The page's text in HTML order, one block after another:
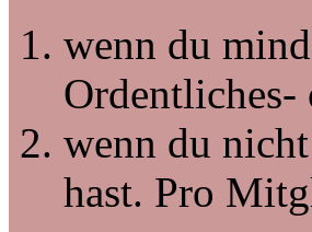
wenn du
wenn du
hast. Pro